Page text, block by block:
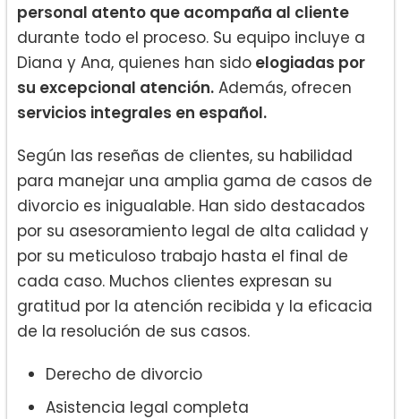
personal atento que acompaña al cliente
durante todo el proceso. Su equipo incluye a
Diana y Ana, quienes han sido elogiadas por
su excepcional atención. Además, ofrecen
servicios integrales en español.
Según las reseñas de clientes, su habilidad
para manejar una amplia gama de casos de
divorcio es inigualable. Han sido destacados
por su asesoramiento legal de alta calidad y
por su meticuloso trabajo hasta el final de
cada caso. Muchos clientes expresan su
gratitud por la atención recibida y la eficacia
de la resolución de sus casos.
Derecho de divorcio
Asistencia legal completa